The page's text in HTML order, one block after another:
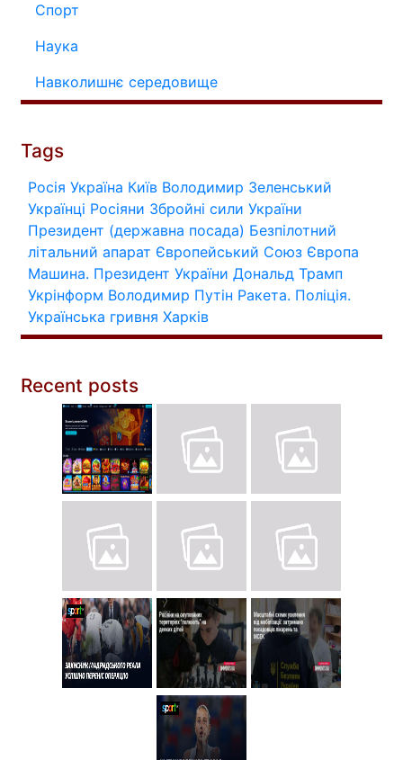
Спорт
Наука
Навколишнє середовище
Tags
Росія Україна Київ Володимир Зеленський
Українці Росіяни Збройні сили України
Президент (державна посада) Безпілотний
літальний апарат Європейський Союз Європа
Машина. Президент України Дональд Трамп
Укрінформ Володимир Путін Ракета. Поліція.
Українська гривня Харків
Recent posts